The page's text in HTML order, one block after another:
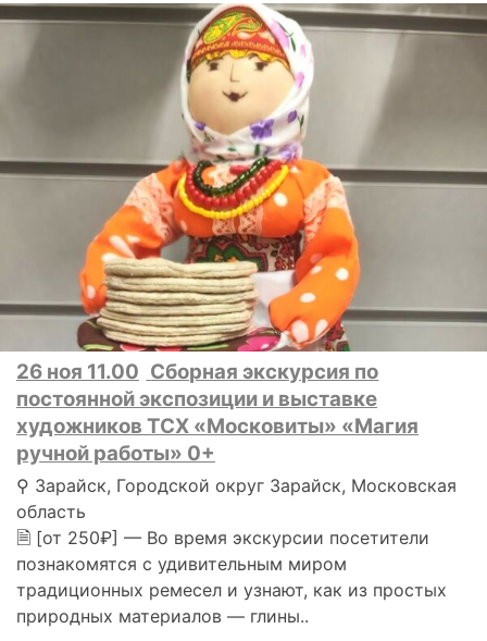
26 ноя 11.00 Сборная экскурсия по
постоянной экспозиции и выставке
художников ТСХ «Московиты» «Магия
ручной работы» 0+
⚲ Зарайск, Городской округ Зарайск, Московская
область
🗎 [от 250₽] — Во время экскурсии посетители
познакомятся с удивительным миром
традиционных ремесел и узнают, как из простых
природных материалов — глины..